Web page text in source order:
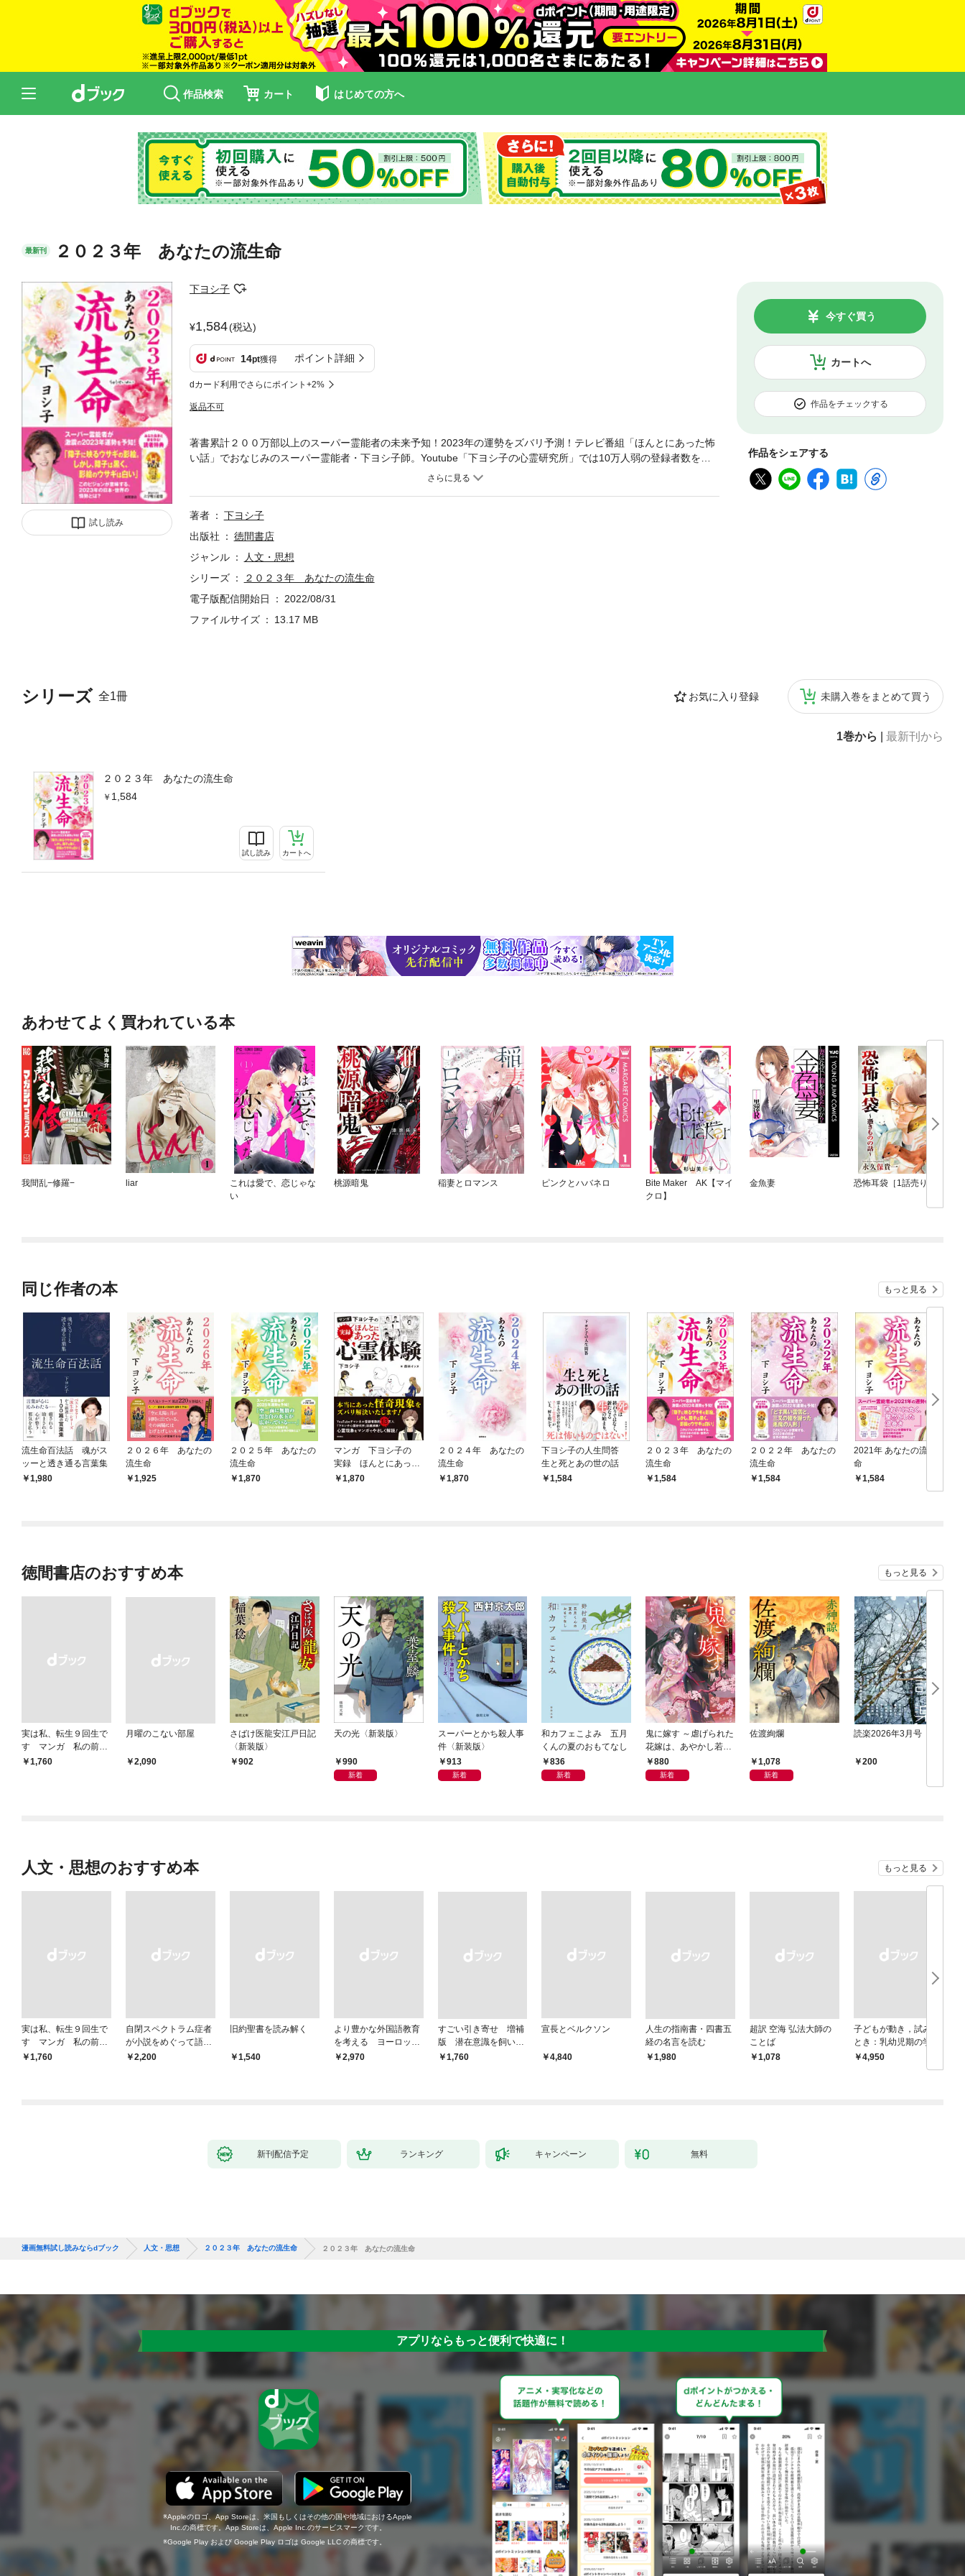
作品検索 カート はじめての方へ
最新刊 ２０２３年 あなたの流生命
試し読み
下ヨシ子
1,584(税込)
14pt獲得 ポイント詳細
dカード利用でさらにポイント+2%
返品不可
カートへ
今すぐ買う
作品をチェックする
作品をシェアする
シリーズ 全1冊 お気に入り登録 未購入巻をまとめて買う
1巻から 最新刊から
２０２３年 あなたの流生命
1,584
試し読み カートへ
著書累計２００万部以上のスーパー霊能者の未来予知！2023年の運勢をズバリ予測！テレビ番組「ほんとにあった怖
い話」でおなじみのスーパー霊能者・下ヨシ子師。Youtube「下ヨシ子の心霊研究所」では10万人弱の登録者数を集
め、浄霊や供養、または人生相談などを展開している。本書はスーパー霊能者である下ヨシ子師による、霊視による
金運、愛情・家庭運、健康運など細かなテーマに分かれ、それぞれでの注意すべき点や考え方、やるべきことを占
う。2023年版の本書は、年度版流生命20周年となるメモリアル出版。
著者
下ヨシ子
出版社
徳間書店
ジャンル
人文・思想
シリーズ
２０２３年 あなたの流生命
電子版配信開始日
2022/08/31
ファイルサイズ
13.17 MB
あわせてよく買われている本
我間乱−修羅− liar
これは愛で、恋じゃな
い
桃源暗鬼 稲妻とロマンス ピンクとハバネロ
Bite Maker AK【マイ
クロ】
金魚妻 恐怖耳袋［1話売り］
同じ作者の本 もっと見る
流生命百法話 魂がス
ッーと透き通る言葉集
1,980
２０２６年 あなたの
流生命
1,925
２０２５年 あなたの
流生命
1,870
マンガ 下ヨシ子の
実録 ほんとにあった
心霊体験
1,870
２０２４年 あなたの
流生命
1,870
下ヨシ子の人生問答
生と死とあの世の話
1,584
２０２３年 あなたの
流生命
1,584
２０２２年 あなたの
流生命
1,584
2021年 あなたの流生
命
1,584
徳間書店のおすすめ本 もっと見る
実は私、転生９回生で
す マンガ 私の前世
物語
￥1,760
月曜のこない部屋
￥2,090
さばけ医龍安江戸日記
〈新装版〉
902
天の光〈新装版〉
990
新着
スーパーとかち殺人事
件〈新装版〉
913
新着
和カフェこよみ 五月
くんの夏のおもてなし
836
新着
鬼に嫁す ～虐げられた
花嫁は、あやかし若頭
に溺愛される～
880
新着
佐渡絢爛
1,078
新着
読楽2026年3月号
200
人文・思想のおすすめ本 もっと見る
実は私、転生９回生で
す マンガ 私の前世
物語
￥1,760
自閉スペクトラム症者
が小説をめぐって語り
あう
￥2,200
旧約聖書を読み解く
￥1,540
より豊かな外国語教育
を考える ヨーロッパ
9か国の事例から
￥2,970
すごい引き寄せ 増補
版 潜在意識を飼い馴
らす方法
￥1,760
宣長とベルクソン
￥4,840
人生の指南書・四書五
経の名言を読む
￥1,980
超訳 空海 弘法大師の
ことば
￥1,078
子どもが動き，試みる
とき：乳幼児期の学び
におけるドゥルーズ／
￥4,950
新刊配信予定 ランキング キャンペーン 無料
漫画無料試し読みならdブック 人文・思想 ２０２３年 あなたの流生命 ２０２３年 あなたの流生命
アプリならもっと便利で快適に！
Appleのロゴ、App Storeは、米国もしくはその他の国や地域におけるApple
Inc.の商標です。App Storeは、Apple Inc.のサービスマークです。
Google Play および Google Play ロゴは Google LLC の商標です。